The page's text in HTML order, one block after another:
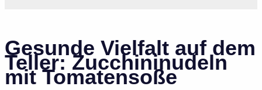
Gesunde Vielfalt auf dem
Teller: Zucchininudeln
mit Tomatensoße